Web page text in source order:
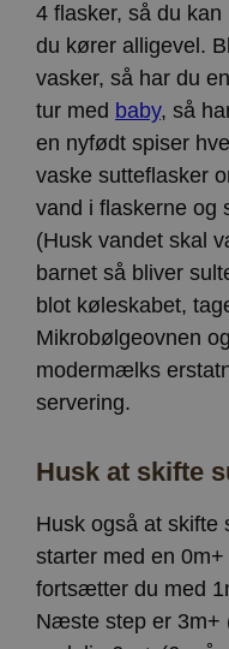
4 flasker, så du
du kører alligevel.
vasker, så har du
tur med baby, så
en nyfødt spiser
vaske sutteflasker
vand i flaskerne og
(Husk vandet skal
barnet så bliver
blot køleskabet,
Mikrobølgeovnen
modermælks
servering.
Husk at skifte
Husk også at skifte
starter med en
fortsætter du med
Næste step er 3m+